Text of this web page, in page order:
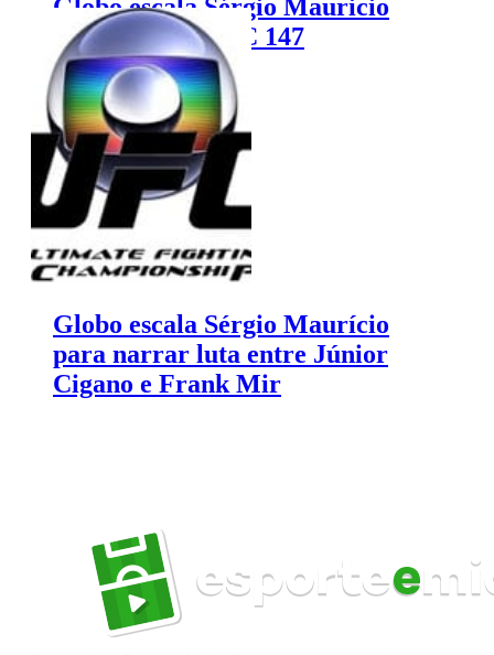
Globo escala Sérgio Mauricio
para narra o UFC 147
Globo escala Sérgio Maurício
para narrar luta entre Júnior
Cigano e Frank Mir